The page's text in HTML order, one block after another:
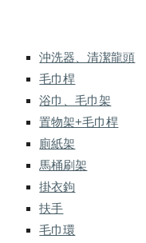
沖洗器、清潔龍頭
毛巾桿
浴巾、毛巾架
置物架+毛巾桿
廁紙架
馬桶刷架
掛衣鉤
扶手
毛巾環